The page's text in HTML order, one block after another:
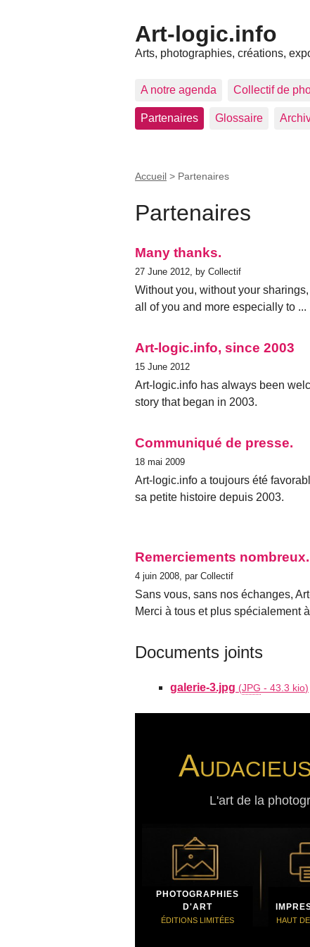
Art-logic.info
Arts, photographies, créations,
A notre agenda Collectif de
Partenaires Glossaire
Accueil > Partenaires
Partenaires
Many thanks.
27 June 2012, by Collectif
Without you, without your
all of you and more especially to ...
Art-logic.info, since 2003
15 June 2012
Art-logic.info has always been
story that began in 2003.
Communiqué de presse.
18 mai 2009
Art-logic.info a toujours été
sa petite histoire depuis 2003.
Remerciements nombreux.
4 juin 2008, par Collectif
Sans vous, sans nos échanges,
Merci à tous et plus spécialement
Documents joints
galerie-3.jpg (JPG - 43.3 kio)
L'art de la
PHOTOGRAPHIES
D'ART
ÉDITIONS LIMITÉES HAUT